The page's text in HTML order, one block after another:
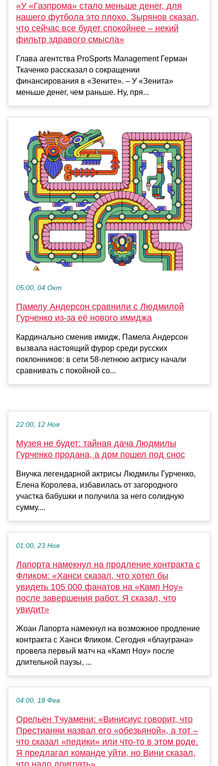
«У «Газпрома» стало меньше денег, для
нашего футбола это плохо. Зырянов сказал,
что сейчас все будет спокойнее – некий
фильтр здравого смысла»
Глава агентства ProSports Management Герман
Ткаченко рассказал о сокращении
финансирования в «Зените». – У «Зенита»
меньше денег, чем раньше. Ну, пря...
05:00, 04 Окт
Памелу Андерсон сравнили с Людмилой
Гурченко из-за её нового имиджа
Кардинально сменив имидж, Памела Андерсон
вызвала настоящий фурор среди русских
поклонников: в сети 58-летнюю актрису начали
сравнивать с покойной со...
22:00, 12 Ноя
Музея не будет: тайная дача Людмилы
Гурченко продана, а дом пошел под снос
Внучка легендарной актрисы Людмилы Гурченко,
Елена Королева, избавилась от загородного
участка бабушки и получила за него солидную
сумму....
01:00, 23 Ноя
Лапорта намекнул на продление контракта с
Фликом: «Ханси сказал, что хотел бы
увидеть 105 000 фанатов на «Камп Ноу»
после завершения работ. Я сказал, что
увидит»
Жоан Лапорта намекнул на возможное продление
контракта с Ханси Фликом. Сегодня «блауграна»
провела первый матч на «Камп Ноу» после
длительной паузы, ...
04:00, 18 Фев
Орельен Тчуамени: «Винисиус говорит, что
Престианни назвал его «обезьяной», а тот –
что сказал «педики» или что-то в этом роде.
Я предлагал команде уйти, но Вини сказал,
что надо доиграть»